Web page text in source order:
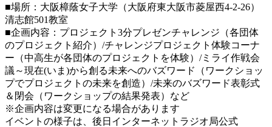
■場所：大阪樟蔭女子大学（大阪府東大阪市菱屋西4-2-26）
清志館501教室
■企画内容：プロジェクト3分プレゼンチャレンジ（各団体
のプロジェクト紹介）/チャレンジプロジェクト体験コーナ
ー（中⾼⽣が各団体のプロジェクトを体験）/ミライ作戦会
議～現在(いま)から創る未来へのバズワード（ワークショッ
プでプロジェクトの未来を創造）/未来のバズワード表彰式
＆閉会（ワークショップの結果発表）など
※企画内容は変更になる場合があります
イベントの様子は、後日インターネットラジオ局公式